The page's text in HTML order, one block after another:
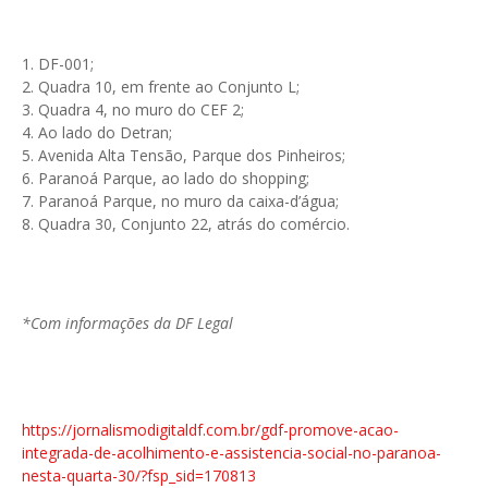
1. DF-001;
2. Quadra 10, em frente ao Conjunto L;
3. Quadra 4, no muro do CEF 2;
4. Ao lado do Detran;
5. Avenida Alta Tensão, Parque dos Pinheiros;
6. Paranoá Parque, ao lado do shopping;
7. Paranoá Parque, no muro da caixa-d’água;
8. Quadra 30, Conjunto 22, atrás do comércio.
*Com informações da DF Legal
https://jornalismodigitaldf.com.br/gdf-promove-acao-
integrada-de-acolhimento-e-assistencia-social-no-paranoa-
nesta-quarta-30/?fsp_sid=170813